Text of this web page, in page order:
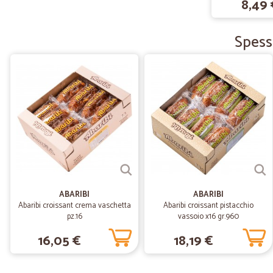
8,49
ABARIBI
Abaribi croissant crema vaschetta
pz.16
16,05 €
ABARIBI
Abaribi croissant pistacchio
vassoio x16 gr.960
18,19 €